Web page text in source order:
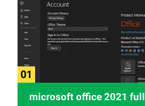
microsoft office 2021 full